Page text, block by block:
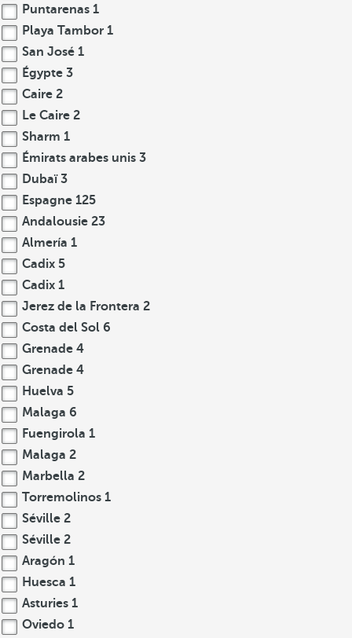
Puntarenas 1
Playa Tambor 1
San José 1
Égypte 3
Caire 2
Le Caire 2
Sharm 1
Émirats arabes unis 3
Dubaï3
Espagne 125
Andalousie 23
Almería 1
Cadix 5
Cadix 1
Jerez de la Frontera 2
Costa del Sol 6
Grenade 4
Grenade 4
Huelva 5
Malaga 6
Fuengirola 1
Malaga 2
Marbella 2
Torremolinos 1
Séville 2
Séville 2
Aragón 1
Huesca 1
Asturies 1
Oviedo 1